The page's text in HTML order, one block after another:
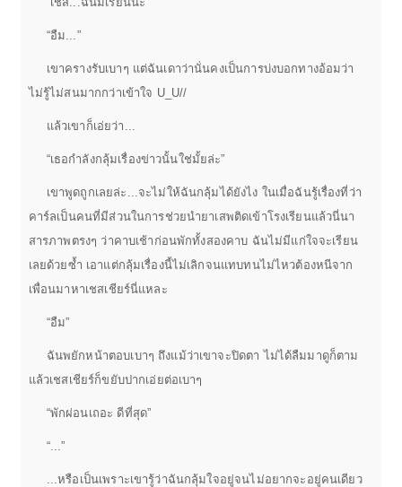
“อืม...”
เขาครางรับเบาๆ แต่ฉันเดาว่านั่นคงเป็นการบ่งบอกทางอ้อมว่า
ไม่รู้ไม่สนมากกว่าเข้าใจ U_U//
แล้วเขาก็เอ่ยว่า...
“เธอกำลังกลุ้มเรื่องข่าวนั้นใช่มั้ยล่ะ”
เขาพูดถูกเลยล่ะ...จะไม่ให้ฉันกลุ้มได้ยังไง ในเมื่อฉันรู้เรื่องที่ว่า
คาร์ลเป็นคนที่มีส่วนในการช่วยนำยาเสพติดเข้าโรงเรียนแล้วนี่นา
สารภาพตรงๆ ว่าคาบเช้าก่อนพักทั้งสองคาบ ฉันไม่มีแก่ใจจะเรียน
เลยด้วยซ้ำ เอาแต่กลุ้มเรื่องนี้ไม่เลิกจนแทบทนไม่ไหวต้องหนีจาก
เพื่อนมาหาเชสเชียร์นี่แหละ
“อืม”
ฉันพยักหน้าตอบเบาๆ ถึงแม้ว่าเขาจะปิดตา ไม่ได้ลืมมาดูก็ตาม
แล้วเชสเชียร์ก็ขยับปากเอ่ยต่อเบาๆ
“พักผ่อนเถอะ ดีที่สุด”
“...”
...หรือเป็นเพราะเขารู้ว่าฉันกลุ้มใจอยู่จนไม่อยากจะอยู่คนเดียว